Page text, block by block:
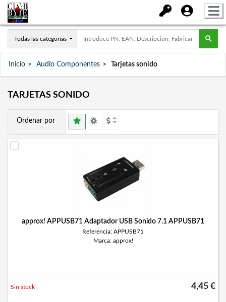
Todas las categorías
Inicio Audio Componentes Tarjetas sonido
TARJETAS SONIDO
Ordenar por
approx! APPUSB71 Adaptador USB Sonido 7.1 APPUSB71
Referencia: APPUSB71
Marca: approx!
4,45 €
Sin stock